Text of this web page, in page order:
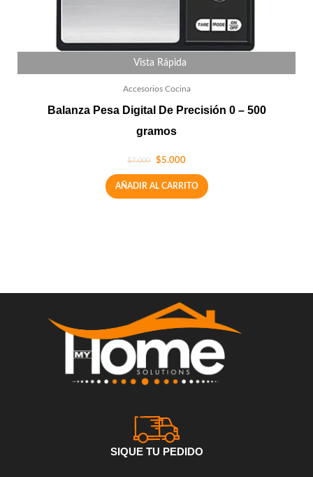
Vista Rápida
Accesorios Cocina
Balanza Pesa Digital De Precisión 0 – 500
gramos
$7.000 $5.000
AÑADIR AL CARRITO
SIQUE TU PEDIDO